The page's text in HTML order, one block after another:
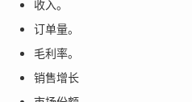
收入。
订单量。
毛利率。
销售增长